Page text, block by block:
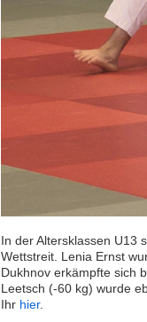
In der Altersklassen U13
Wettstreit. Lenia Ernst
Dukhnov erkämpfte sich
Leetsch (-60 kg) wurde
Ihr hier.